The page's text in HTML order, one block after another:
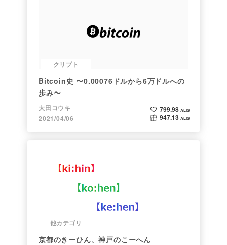
クリプト
Bitcoin史 〜0.00076ドルから6万ドルへの
歩み〜
大田コウキ
2021/04/06
799.98 ALIS
947.13 ALIS
他カテゴリ
京都のきーひん、神戸のこーへん